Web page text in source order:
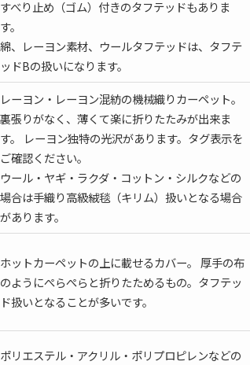
すべり止め（ゴム）付きのタフテッドもありま
す。
綿、レーヨン素材、ウールタフテッドは、タフテ
ッドBの扱いになります。
レーヨン・レーヨン混紡の機械織りカーペット。
裏張りがなく、薄くて楽に折りたたみが出来ま
す。 レーヨン独特の光沢があります。タグ表示を
ご確認ください。
ウール・ヤギ・ラクダ・コットン・シルクなどの
場合は手織り高級絨毯（キリム）扱いとなる場合
があります。
ホットカーペットの上に載せるカバー。 厚手の布
のようにぺらぺらと折りたためるもの。タフテッ
ド扱いとなることが多いです。
ポリエステル・アクリル・ポリプロピレンなどの